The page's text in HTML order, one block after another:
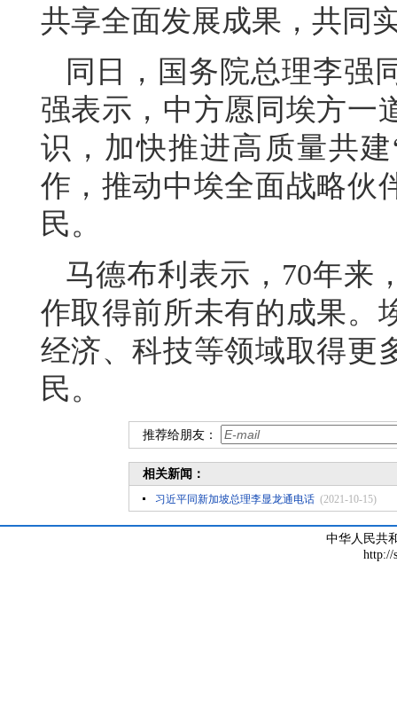
共享全面发展成果，共同
同日，国务院总理李强
强表示，中方愿同埃方一
识，加快推进高质量共
作，推动中埃全面战略伙
民。
马德布利表示，70年来
作取得前所未有的成果。
经济、科技等领域取得更
民。
推荐给朋友：
相关新闻：
习近平同新加坡总理李显龙通电话 (2021-10-15)
中华人民共
http://